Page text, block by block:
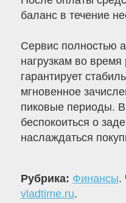
баланс в течение
Сервис полностью
нагрузкам во
гарантирует
мгновенное
пиковые периоды.
беспокоиться о
наслаждаться
Рубрика: Финансы.
vladtime.ru.